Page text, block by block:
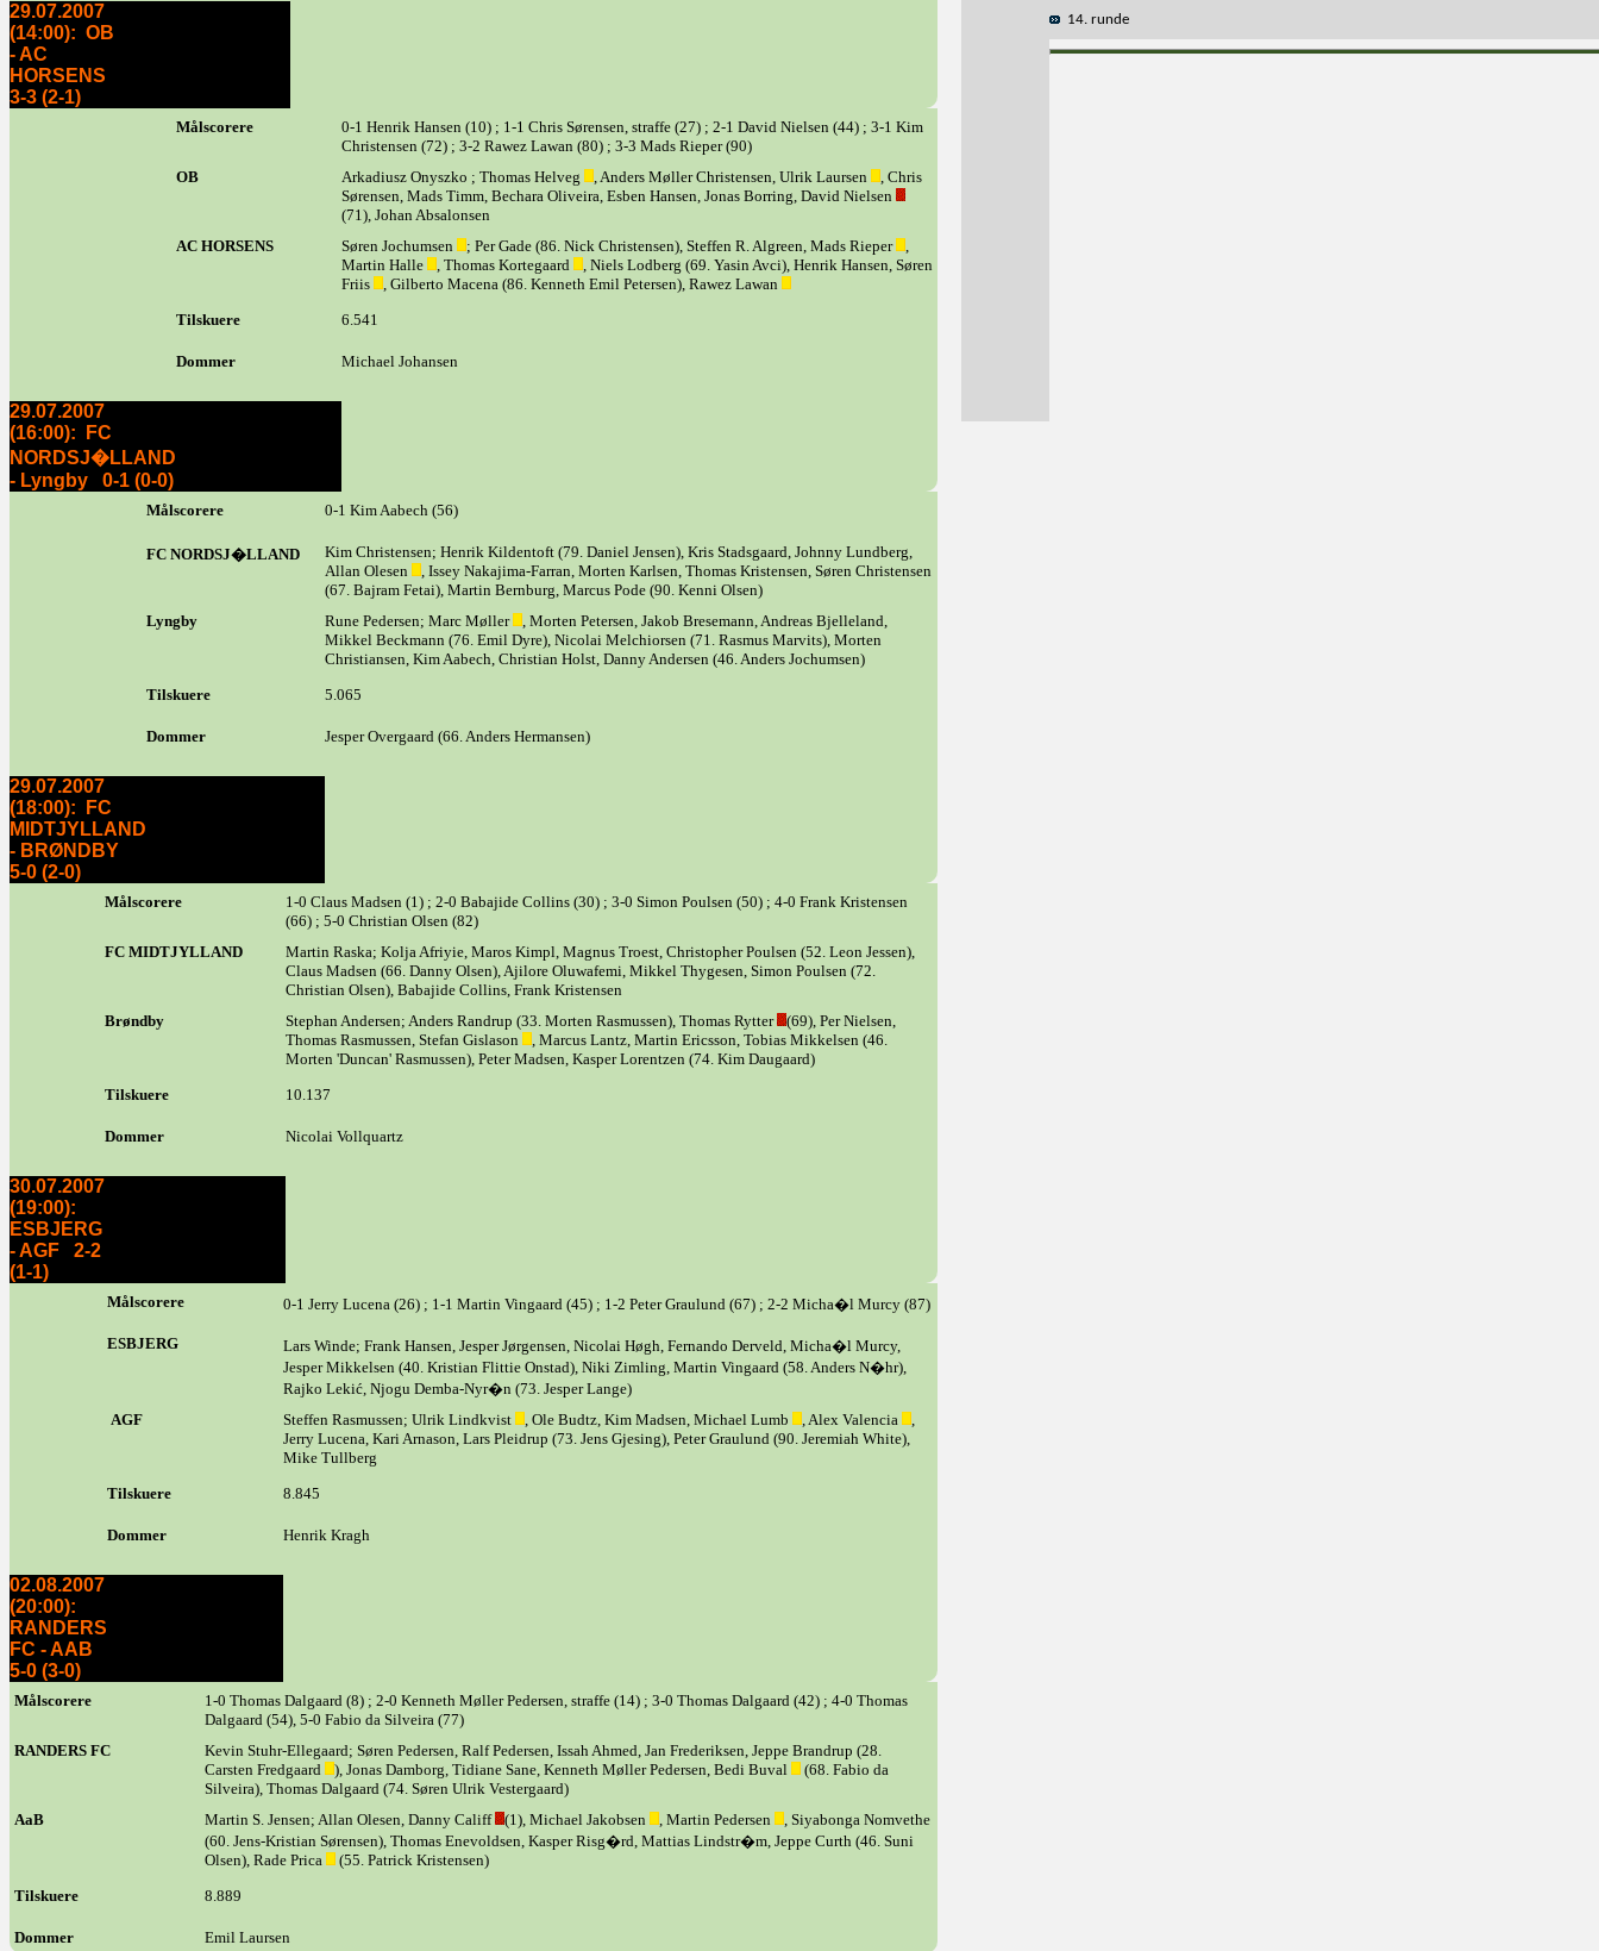
29.07.2007
(14:00): OB
- AC
HORSENS
3-3 (2-1)
Målscorere
0-1 Henrik Hansen (10) ; 1-1 Chris Sørensen, straffe (27) ; 2-1 David Nielsen (44) ; 3-1 Kim
Christensen (72) ; 3-2 Rawez Lawan (80) ; 3-3 Mads Rieper (90)
OB
Arkadiusz Onyszko ; Thomas Helveg , Anders Møller Christensen, Ulrik Laursen
, Chris
Sørensen, Mads Timm, Bechara Oliveira, Esben Hansen, Jonas Borring, David Nielsen
(71), Johan Absalonsen
AC HORSENS
Søren Jochumsen ; Per Gade (86. Nick Christensen), Steffen R. Algreen, Mads Rieper
,
Martin Halle
, Thomas Kortegaard
, Niels Lodberg (69. Yasin Avci), Henrik Hansen, Søren
Friis
, Gilberto Macena (86. Kenneth Emil Petersen), Rawez Lawan
Tilskuere
6.541
Dommer Michael Johansen
29.07.2007
(16:00): FC
NORDSJ�LLAND
- Lyngby 0-1 (0-0)
Målscorere 0-1 Kim Aabech (56)
FC NORDSJ�LLAND
Kim Christensen; Henrik Kildentoft (79. Daniel Jensen), Kris Stadsgaard, Johnny Lundberg,
Allan Olesen
, Issey Nakajima-Farran, Morten Karlsen, Thomas Kristensen, Søren Christensen
(67. Bajram Fetai), Martin Bernburg, Marcus Pode (90. Kenni Olsen)
Lyngby
Rune Pedersen; Marc Møller
, Morten Petersen, Jakob Bresemann, Andreas Bjelleland,
Mikkel Beckmann (76. Emil Dyre), Nicolai Melchiorsen (71. Rasmus Marvits), Morten
Christiansen, Kim Aabech, Christian Holst, Danny Andersen (46. Anders Jochumsen)
Tilskuere
5.065
Dommer Jesper Overgaard (66. Anders Hermansen)
29.07.2007
(18:00): FC
MIDTJYLLAND
- BRØNDBY
5-0 (2-0)
Målscorere
1-0 Claus Madsen (1) ; 2-0 Babajide Collins (30) ; 3-0 Simon Poulsen (50) ; 4-0 Frank Kristensen
(66) ; 5-0 Christian Olsen (82)
FC MIDTJYLLAND
Martin Raska; Kolja Afriyie, Maros Kimpl, Magnus Troest, Christopher Poulsen (52. Leon Jessen),
Claus Madsen (66. Danny Olsen), Ajilore Oluwafemi, Mikkel Thygesen, Simon Poulsen (72.
Christian Olsen), Babajide Collins, Frank Kristensen
Brøndby
Stephan Andersen; Anders Randrup (33. Morten Rasmussen), Thomas Rytter
(69), Per Nielsen,
Thomas Rasmussen, Stefan Gislason
, Marcus Lantz, Martin Ericsson, Tobias Mikkelsen (46.
Morten 'Duncan' Rasmussen), Peter Madsen, Kasper Lorentzen (74. Kim Daugaard)
Tilskuere
10.137
Dommer Nicolai Vollquartz
30.07.2007
(19:00):
ESBJERG
- AGF 2-2
(1-1)
Målscorere 0-1 Jerry Lucena (26) ; 1-1 Martin Vingaard (45) ; 1-2 Peter Graulund (67) ; 2-2 Micha�l Murcy (87)
ESBJERG
Lars Winde; Frank Hansen, Jesper Jørgensen, Nicolai Høgh, Fernando Derveld, Micha�l Murcy,
Jesper Mikkelsen (40. Kristian Flittie Onstad), Niki Zimling, Martin Vingaard (58. Anders N�hr),
Rajko Lekić, Njogu Demba-Nyr�n (73. Jesper Lange)
AGF
Steffen Rasmussen; Ulrik Lindkvist , Ole Budtz, Kim Madsen, Michael Lumb , Alex Valencia
,
Jerry Lucena, Kari Arnason, Lars Pleidrup (73. Jens Gjesing), Peter Graulund (90. Jeremiah White),
Mike Tullberg
Tilskuere
8.845
Dommer Henrik Kragh
02.08.2007
(20:00):
RANDERS
FC - AAB
5-0 (3-0)
Målscorere
1-0 Thomas Dalgaard (8) ; 2-0 Kenneth Møller Pedersen, straffe (14) ; 3-0 Thomas Dalgaard (42) ; 4-0 Thomas
Dalgaard (54), 5-0 Fabio da Silveira (77)
RANDERS FC
Kevin Stuhr-Ellegaard; Søren Pedersen, Ralf Pedersen, Issah Ahmed, Jan Frederiksen, Jeppe Brandrup (28.
Carsten Fredgaard
), Jonas Damborg, Tidiane Sane, Kenneth Møller Pedersen, Bedi Buval
(68. Fabio da
Silveira), Thomas Dalgaard (74. Søren Ulrik Vestergaard)
AaB
Martin S. Jensen; Allan Olesen, Danny Califf (1), Michael Jakobsen , Martin Pedersen
, Siyabonga Nomvethe
(60. Jens-Kristian Sørensen), Thomas Enevoldsen, Kasper Risg�rd, Mattias Lindstr�m, Jeppe Curth (46. Suni
Olsen), Rade Prica
(55. Patrick Kristensen)
Tilskuere
8.889
Dommer Emil Laursen
14. runde